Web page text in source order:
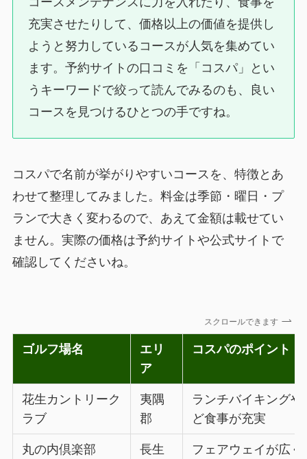
充実させたりして、価格以上の価値を提供し
ようと努力しているコースが人気を集めてい
ます。予約サイトの口コミを「コスパ」とい
うキーワードで絞って読んでみるのも、良い
コースを見つけるひとつの手ですね。
コスパで名前が挙がりやすいコースを、特徴とあ
わせて整理してみました。料金は季節・曜日・プ
ランで大きく変わるので、あえて金額は載せてい
ません。実際の価格は予約サイトや公式サイトで
確認してくださいね。
スクロールできます
ゴルフ場名
エリ
ア
コスパのポイント
花生カントリーク
ラブ
夷隅
郡
ランチバイキング
ど食事が充実
丸の内倶楽部 長生 フェアウェイが広